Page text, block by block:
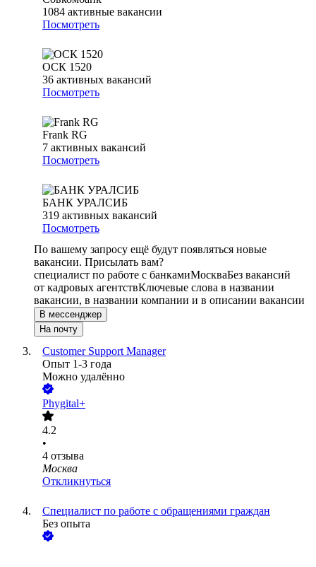
1084 активные вакансии
Посмотреть
ОСК 1520
36 активных вакансий
Посмотреть
Frank RG
7 активных вакансий
Посмотреть
БАНК УРАЛСИБ
319 активных вакансий
Посмотреть
По вашему запросу ещё будут появляться новые
вакансии. Присылать вам?
специалист по работе с банкамиМоскваБез вакансий
от кадровых агентствКлючевые слова в названии
вакансии, в названии компании и в описании вакансии
В мессенджер
На почту
Customer Support Manager
Опыт 1-3 года
Можно удалённо
Phygital+
4.2
•
4 отзыва
Москва
Откликнуться
Специалист по работе с обращениями граждан
Без опыта